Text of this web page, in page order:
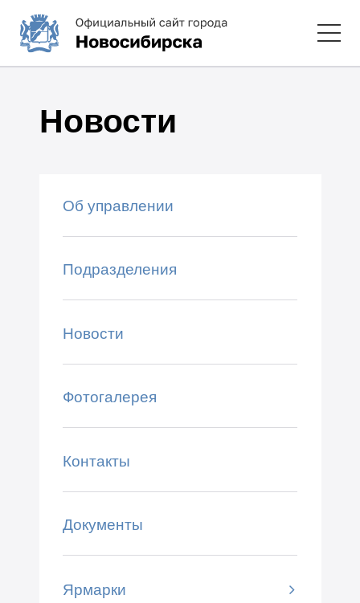
Новости
Об управлении
Подразделения
Новости
Фотогалерея
Контакты
Документы
Ярмарки